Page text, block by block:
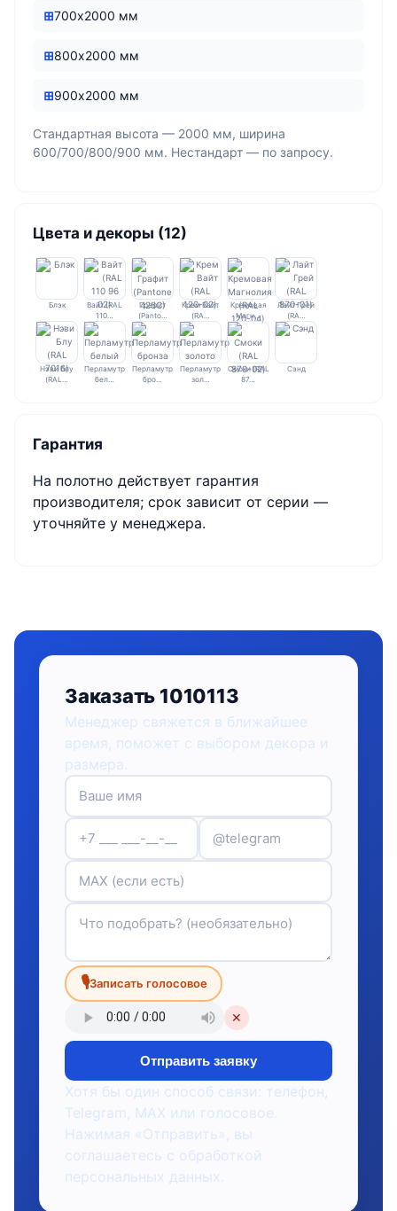
700х2000 мм
800х2000 мм
900х2000 мм
Стандартная высота — 2000 мм, ширина
600/700/800/900 мм. Нестандарт — по запросу.
Цвета и декоры (12)
Блэк
Вайт (RAL
110…
Графит
(Panto…
Крем Вайт
(RA…
Кремовая
Магн…
Лайт Грей
(RA…
Нэви Блу
(RAL…
Перламутр
бел…
Перламутр
бро…
Перламутр
зол…
Смоки (RAL
87…
Сэнд
Гарантия
На полотно действует гарантия
производителя; срок зависит от серии —
уточняйте у менеджера.
Заказать 1010113
Менеджер свяжется в ближайшее
время, поможет с выбором декора и
размера.
🎙Записать голосовое
✕
Отправить заявку
Хотя бы один способ связи: телефон,
Telegram, MAX или голосовое.
Нажимая «Отправить», вы
соглашаетесь с обработкой
персональных данных.